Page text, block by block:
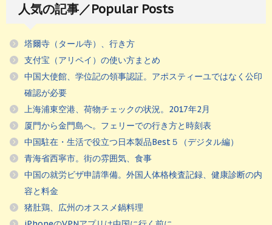
人気の記事／Popular Posts
塔爾寺（タール寺）、行き方
支付宝（アリペイ）の使い方まとめ
中国大使館、学位記の領事認証。アポスティーユではなく公印
確認が必要
上海浦東空港、荷物チェックの状況。2017年2月
厦門から金門島へ。フェリーでの行き方と時刻表
中国駐在・生活で役立つ日本製品Best５（デジタル編）
青海省西寧市。街の雰囲気、食事
中国の就労ビザ申請準備。外国人体格検査記録、健康診断の内
容と料金
猪肚鶏、広州のオススメ鍋料理